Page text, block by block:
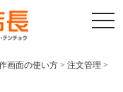
t
o
画面の使い方 > 注文管理 >